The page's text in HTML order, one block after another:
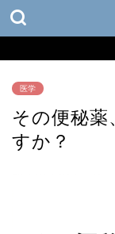
医学
その便秘
すか？